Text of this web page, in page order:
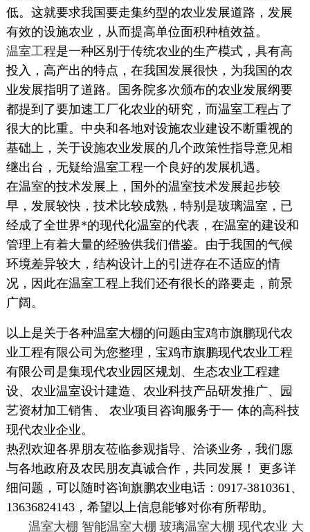
低。这就要求我国要走集约型的农业发展道路，发展
有效的设施农业，从而提高单位面积种植效益。
温室工程是一种区别于传统农业的生产模式，具有高
投入，高产出的特点，在我国发展很快，为我国的农
业发展指明了道路。国务院多次颁布的农业发展纲要
都提到了要加速工厂化农业的研究，而温室工程占了
很大的比重。中央和各地对设施农业建设不断重视的
基础上，关于设施农业发展的几个政策性指导意见相
继出台，无疑给温室工程一个良好的发展机遇。
在温室的技术发展上，国外的温室技术发展起步较
早，发展较快，技术比较成熟，特别是玻璃温室，已
经成了全世界*的现代化温室的代表，在温室的建设和
管理上有着大量的经验供我们借鉴。由于我国的气候
环境差异较大，结构设计上的引进存在不适应的情
况，因此在温室工程上我们还有很长的路要走，前景
广阔。
以上是关于各种温室大棚的问题由宝鸡市旗鹏现代农
业工程有限公司为您整理，宝鸡市旗鹏现代农业工程
有限公司是集现代农业园区规划、生态农业工程建
设、农业温室设计建造、农业科技产品研发推广、园
艺资材加工销售、 农业项目咨询服务于一 体的高科技
现代农业企业。
热烈欢迎各界朋友莅临参观指导、洽谈业务，我们愿
与各地政府及农民朋友真诚合作，共同发展！ 更多详
细问题，可以随时咨询旗鹏农业电话：0917-3810361、
13636824143，希望以上信息能够对你有所帮助。
温室大棚 智能温室大棚 玻璃温室大棚 现代农业 大